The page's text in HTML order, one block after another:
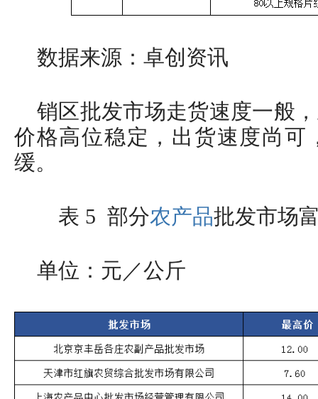
数据来源：卓创资讯
销区批发市场走货速度一般
价格高位稳定，出货速度尚可
缓。
表 5 部分农产品批发市场
单位：元／公斤